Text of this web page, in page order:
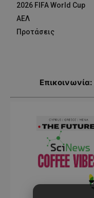
2026 FIFA World Cup
ΑΕΛ
Προτάσεις
Επικοινωνία: